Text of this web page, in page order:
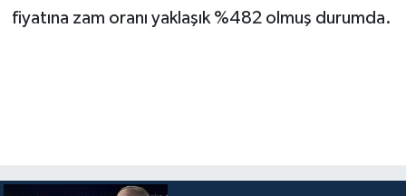
fiyatına zam oranı yaklaşık %482 olmuş durumda.